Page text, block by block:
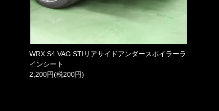
WRX S4 VAG STIリアサイドアンダースポイラーラ
インシート
2,200円(税200円)